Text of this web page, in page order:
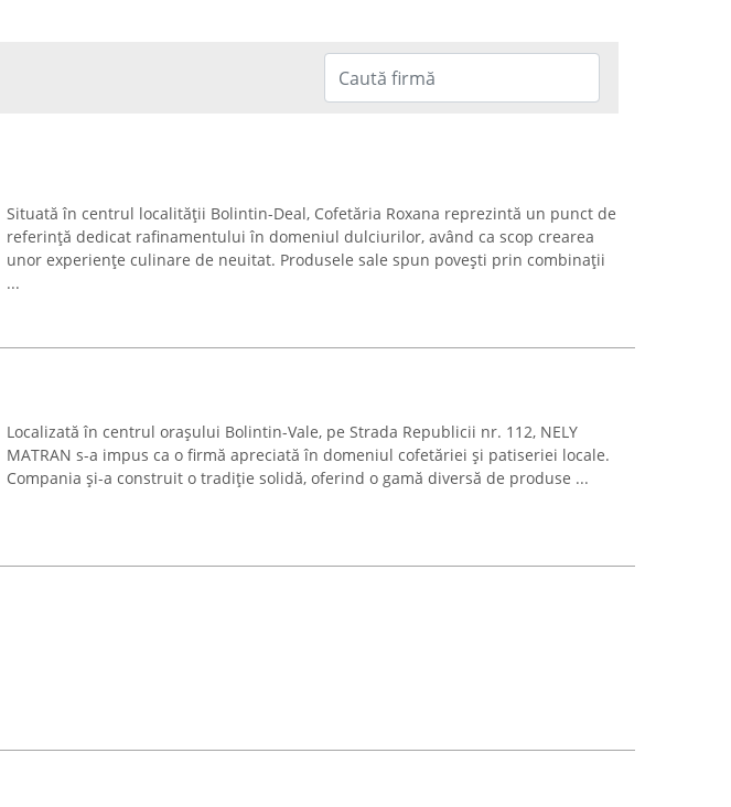
Situată în centrul localității Bolintin-Deal, Cofetăria Roxana reprezintă un punct de
referință dedicat rafinamentului în domeniul dulciurilor, având ca scop crearea
unor experiențe culinare de neuitat. Produsele sale spun povești prin combinații
...
Localizată în centrul orașului Bolintin-Vale, pe Strada Republicii nr. 112, NELY
MATRAN s-a impus ca o firmă apreciată în domeniul cofetăriei și patiseriei locale.
Compania și-a construit o tradiție solidă, oferind o gamă diversă de produse ...